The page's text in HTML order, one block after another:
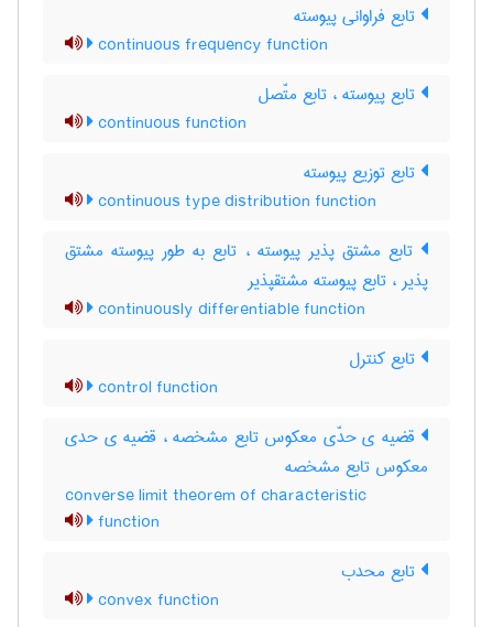
تابع فراوانی پیوسته
continuous frequency function
تابع پیوسته ، تابع متّصل
continuous function
تابع توزیع پیوسته
continuous type distribution function
تابع مشتق پذیر پیوسته ، تابع به طور پیوسته مشتق
پذیر ، تابع پیوسته مشتقپذیر
continuously differentiable function
تابع کنترل
control function
قضیه ی حدّی معکوس تابع مشخصه ، قضیه ی حدی
معکوس تابع مشخصه
converse limit theorem of characteristic
function
تابع محدب
convex function